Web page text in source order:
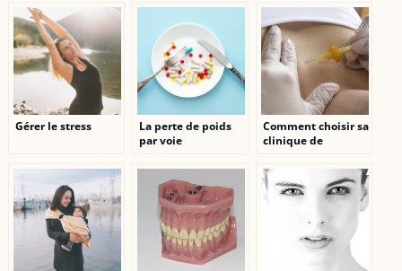
notre organisme ?
être.
Gérer le stress
La perte de poids
par voie
une fausse bonne
idée ?
Comment choisir sa
clinique de
esthétique ?